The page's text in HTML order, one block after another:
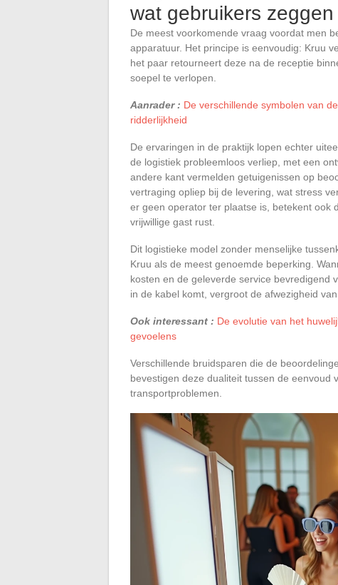
wat gebruikers zeggen
De meest voorkomende vraag voordat men
apparatuur. Het principe is eenvoudig: Kruu
het paar retourneert deze na de receptie
soepel te verlopen.
Aanrader : De verschillende symbolen van
ridderlijkheid
De ervaringen in de praktijk lopen echter
de logistiek probleemloos verliep, met een
andere kant vermelden getuigenissen op
vertraging opliep bij de levering, wat stress
er geen operator ter plaatse is, betekent ook
vrijwillige gast rust.
Dit logistieke model zonder menselijke
Kruu als de meest genoemde beperking.
kosten en de geleverde service bevredigend
in de kabel komt, vergroot de afwezigheid
Ook interessant : De evolutie van het
gevoelens
Verschillende bruidsparen die de
bevestigen deze dualiteit tussen de eenvoud
transportproblemen.